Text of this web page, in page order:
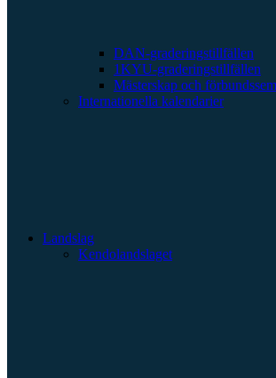
DAN-graderingstillfällen
1KYU-graderingstillfällen
Mästerskap och
Internationella kalendarier
Landslag
Kendolandslaget